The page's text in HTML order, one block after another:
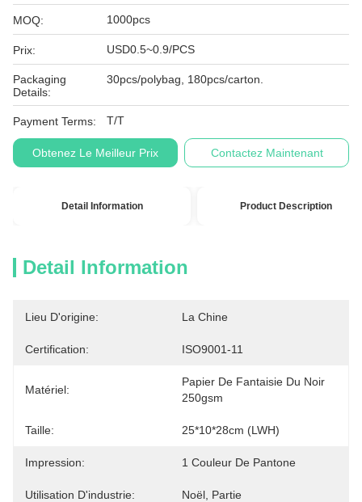
MOQ: 1000pcs
Prix: USD0.5~0.9/PCS
Packaging
Details:
30pcs/polybag, 180pcs/carton.
Payment Terms: T/T
Obtenez Le Meilleur Prix Contactez Maintenant
Detail Information Product Description
Detail Information
Lieu D'origine: La Chine
Certification: ISO9001-11
Matériel:
Papier De Fantaisie Du Noir
250gsm
Taille: 25*10*28cm (LWH)
Impression: 1 Couleur De Pantone
Utilisation D'industrie: Noël, Partie